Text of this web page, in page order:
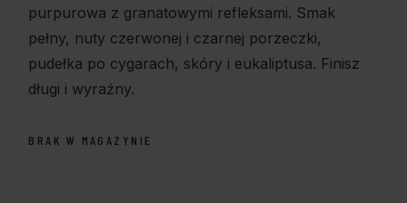
purpurowa z granatowymi refleksami. Smak
pełny, nuty czerwonej i czarnej porzeczki,
pudełka po cygarach, skóry i eukaliptusa. Finisz
długi i wyraźny.
BRAK W MAGAZYNIE